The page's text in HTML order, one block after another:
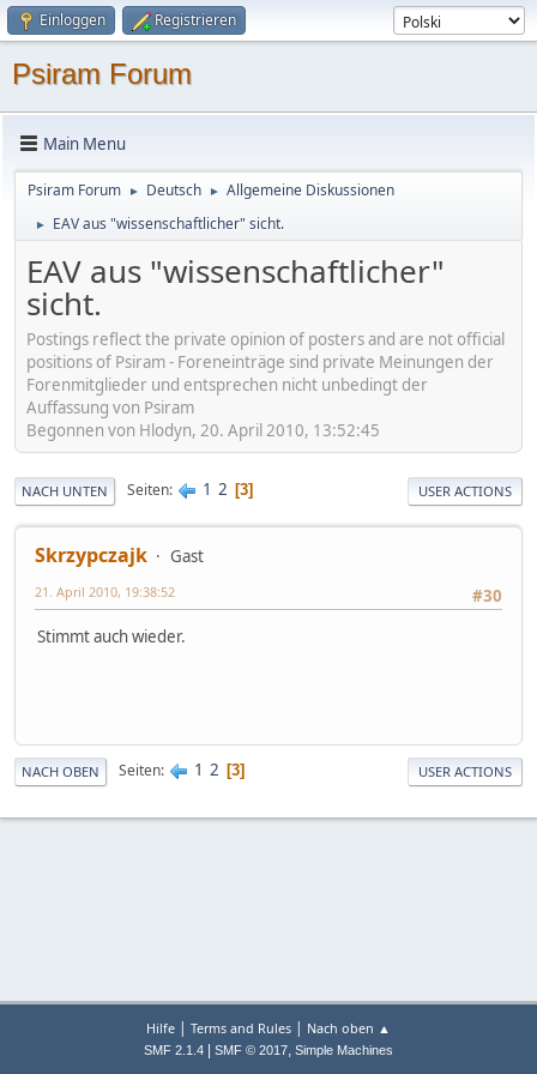
Einloggen Registrieren
Psiram Forum
Main Menu
Psiram Forum ► Deutsch ► Allgemeine Diskussionen
► EAV aus "wissenschaftlicher" sicht.
EAV aus "wissenschaftlicher"
sicht.
Postings reflect the private opinion of posters and are not official
positions of Psiram - Foreneinträge sind private Meinungen der
Forenmitglieder und entsprechen nicht unbedingt der
Auffassung von Psiram
Begonnen von Hlodyn, 20. April 2010, 13:52:45
NACH UNTEN Seiten 1 2 3 USER ACTIONS
Skrzypczajk
Gast
#30
21. April 2010, 19:38:52
Stimmt auch wieder.
NACH OBEN Seiten 1 2 3 USER ACTIONS
Hilfe | Terms and Rules | Nach oben ▲
SMF 2.1.4 SMF © 2017, Simple Machines